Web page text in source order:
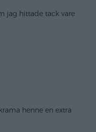
jag hittade tack vare
henne en extra